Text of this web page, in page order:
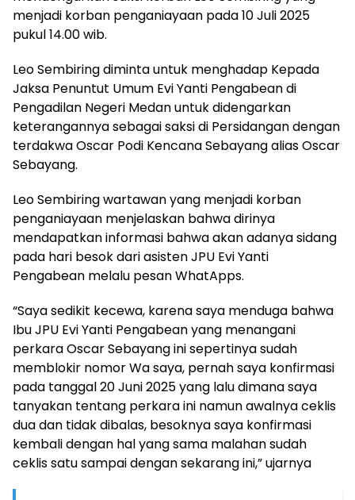
menjadi korban penganiayaan pada 10 Juli 2025
pukul 14.00 wib.
Leo Sembiring diminta untuk menghadap Kepada
Jaksa Penuntut Umum Evi Yanti Pengabean di
Pengadilan Negeri Medan untuk didengarkan
keterangannya sebagai saksi di Persidangan dengan
terdakwa Oscar Podi Kencana Sebayang alias Oscar
Sebayang.
Leo Sembiring wartawan yang menjadi korban
penganiayaan menjelaskan bahwa dirinya
mendapatkan informasi bahwa akan adanya sidang
pada hari besok dari asisten JPU Evi Yanti
Pengabean melalu pesan WhatApps.
“Saya sedikit kecewa, karena saya menduga bahwa
Ibu JPU Evi Yanti Pengabean yang menangani
perkara Oscar Sebayang ini sepertinya sudah
memblokir nomor Wa saya, pernah saya konfirmasi
pada tanggal 20 Juni 2025 yang lalu dimana saya
tanyakan tentang perkara ini namun awalnya ceklis
dua dan tidak dibalas, besoknya saya konfirmasi
kembali dengan hal yang sama malahan sudah
ceklis satu sampai dengan sekarang ini,” ujarnya